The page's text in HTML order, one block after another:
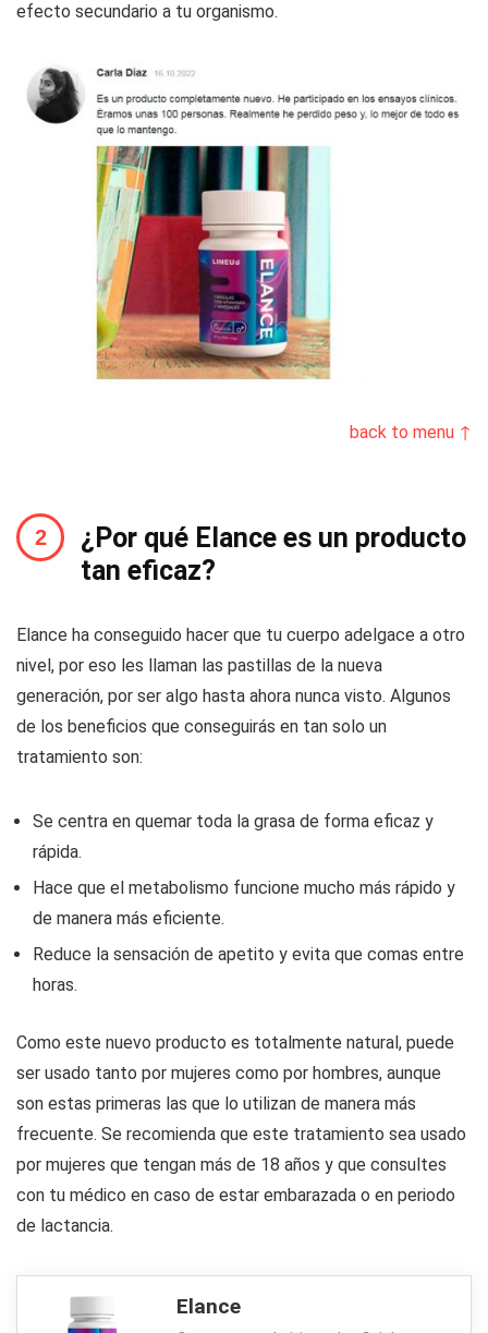
efecto secundario a tu organismo.
back to menu ↑
¿Por qué Elance es un producto
tan eficaz?
Elance ha conseguido hacer que tu cuerpo adelgace a otro
nivel, por eso les llaman las pastillas de la nueva
generación, por ser algo hasta ahora nunca visto. Algunos
de los beneficios que conseguirás en tan solo un
tratamiento son:
Se centra en quemar toda la grasa de forma eficaz y
rápida.
Hace que el metabolismo funcione mucho más rápido y
de manera más eficiente.
Reduce la sensación de apetito y evita que comas entre
horas.
Como este nuevo producto es totalmente natural, puede
ser usado tanto por mujeres como por hombres, aunque
son estas primeras las que lo utilizan de manera más
frecuente. Se recomienda que este tratamiento sea usado
por mujeres que tengan más de 18 años y que consultes
con tu médico en caso de estar embarazada o en periodo
de lactancia.
Elance